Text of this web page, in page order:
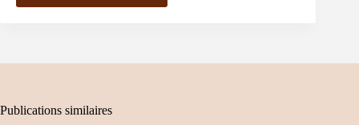
Publications similaires